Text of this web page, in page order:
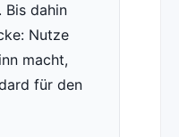
Bis dahin
Nutze
macht,
für den